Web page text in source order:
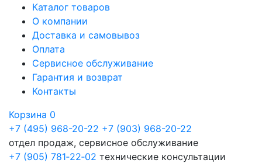
Каталог товаров
О компании
Доставка и самовывоз
Оплата
Сервисное обслуживание
Гарантия и возврат
Контакты
Корзина 0
+7 (495) 968-20-22 +7 (903) 968-20-22
отдел продаж, сервисное обслуживание
+7 (905) 781‑22‑02 технические консультации